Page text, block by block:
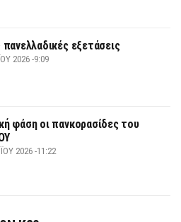
πανελλαδικές εξετάσεις
2026 -9:09
φάση οι πανκορασίδες του
2026 -11:22